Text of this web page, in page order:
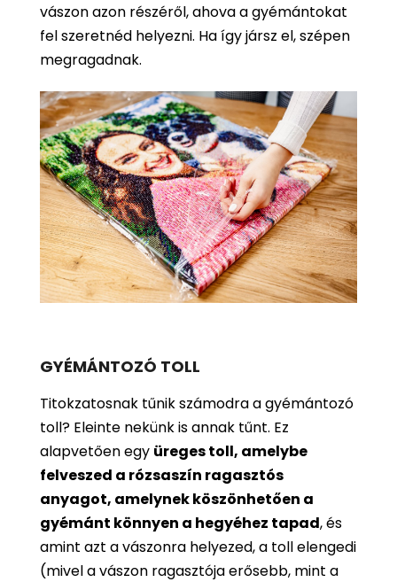
vászon azon részéről, ahova a gyémántokat
fel szeretnéd helyezni. Ha így jársz el, szépen
megragadnak.
GYÉMÁNTOZÓ TOLL
Titokzatosnak tűnik számodra a gyémántozó
toll? Eleinte nekünk is annak tűnt. Ez
alapvetően egy üreges toll, amelybe
felveszed a rózsaszín ragasztós
anyagot, amelynek köszönhetően a
gyémánt könnyen a hegyéhez tapad, és
amint azt a vászonra helyezed, a toll elengedi
(mivel a vászon ragasztója erősebb, mint a